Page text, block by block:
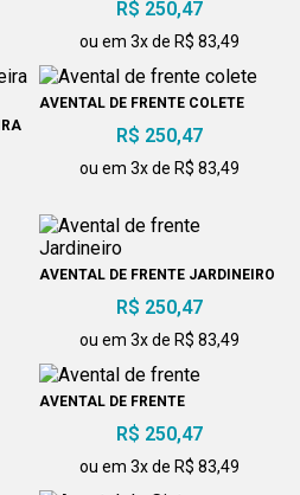
R$ 250,47
ou em 3x de R$ 83,49
AVENTAL DE FRENTE COLETE
R$ 250,47
ou em 3x de R$ 83,49
AVENTAL DE FRENTE JARDINEIRO
R$ 250,47
ou em 3x de R$ 83,49
AVENTAL DE FRENTE
R$ 250,47
ou em 3x de R$ 83,49